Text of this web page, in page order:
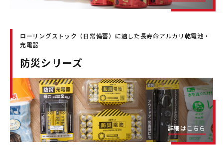
防災シリーズ
ローリングストック（日常備蓄）に適した長寿命アルカリ乾電池・
充電器
詳細はこちら